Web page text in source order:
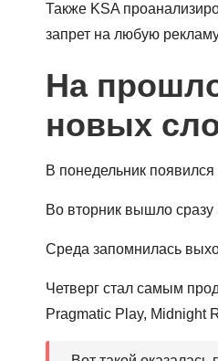
Также KSA
запрет на любую
На
новых
В понедельник
Во вторник вышло сразу
Среда запомнилась
Четверг стал самым
Pragmatic Play, Midnight